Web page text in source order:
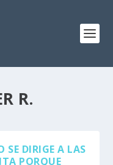
R.
SE DIRIGE A LAS
PORQUE